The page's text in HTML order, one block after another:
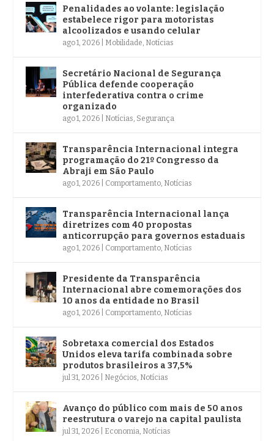
Penalidades ao volante: legislação
estabelece rigor para motoristas
alcoolizados e usando celular
ago 1, 2026 Mobilidade Notícias
Secretário Nacional de Segurança
Pública defende cooperação
interfederativa contra o crime
organizado
ago 1, 2026 Notícias Segurança
Transparência Internacional integra
programação do 21º Congresso da
Abraji em São Paulo
ago 1, 2026 Comportamento Notícias
Transparência Internacional lança
diretrizes com 40 propostas
anticorrupção para governos estaduais
ago 1, 2026 Comportamento Notícias
Presidente da Transparência
Internacional abre comemorações dos
10 anos da entidade no Brasil
ago 1, 2026 Comportamento Notícias
Sobretaxa comercial dos Estados
Unidos eleva tarifa combinada sobre
produtos brasileiros a 37,5%
jul 31, 2026 Negócios Notícias
Avanço do público com mais de 50 anos
reestrutura o varejo na capital paulista
jul 31, 2026 Economia Notícias